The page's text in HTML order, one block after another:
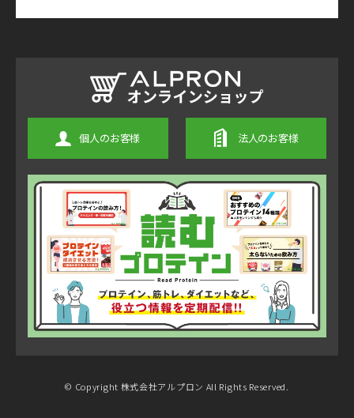
個人のお客様 法人のお客様
© Copyright 株式会社アルプロン All Rights Reserved.